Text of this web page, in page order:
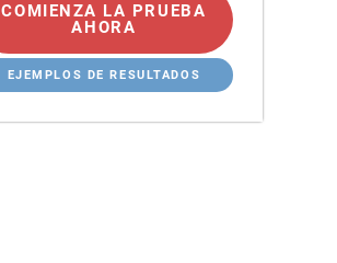
COMIENZA LA PRUEBA
AHORA
EJEMPLOS DE RESULTADOS